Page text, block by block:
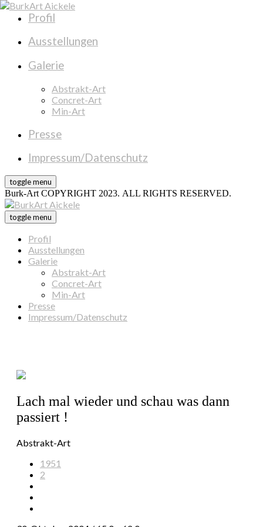
Profil
Ausstellungen
Galerie
Abstrakt-Art
Concret-Art
Min-Art
Presse
Impressum/Datenschutz
toggle menu
Burk-Art COPYRIGHT 2023. ALL RIGHTS RESERVED.
toggle menu
Profil
Ausstellungen
Galerie
Abstrakt-Art
Concret-Art
Min-Art
Presse
Impressum/Datenschutz
Lach mal wieder und schau was dann
passiert !
Abstrakt-Art
1951
2